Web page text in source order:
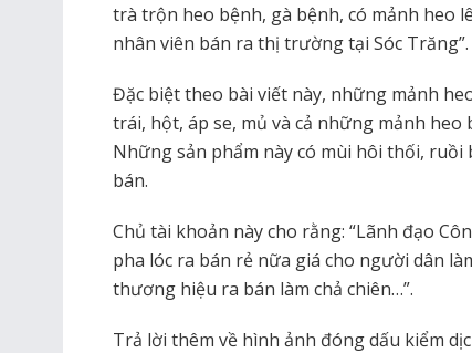
trà trộn heo bệnh, gà bệnh, có mảnh heo
nhân viên bán ra thị trường tại Sóc Trăng”.
Đặc biệt theo bài viết này, những mảnh
trái, hột, áp se, mủ và cả những mảnh
Những sản phẩm này có mùi hôi thối, ruồi
bán.
Chủ tài khoản này cho rằng: “Lãnh đạo
pha lóc ra bán rẻ nữa giá cho người dân
thương hiệu ra bán làm chả chiên…”.
Trả lời thêm về hình ảnh đóng dấu kiểm